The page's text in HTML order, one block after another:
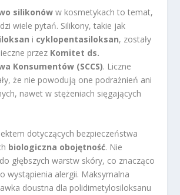
silikonów w kosmetykach to temat,
wiele pytań. Silikony, takie jak
i cyklopentasiloksan, zostały
przez Komitet ds.
Konsumentów (SCCS). Liczne
że nie powodują one podrażnień ani
nawet w stężeniach sięgających
dotyczących bezpieczeństwa
biologiczna obojętność. Nie
głębszych warstw skóry, co znacząco
wystąpienia alergii. Maksymalna
doustna dla polidimetylosiloksanu